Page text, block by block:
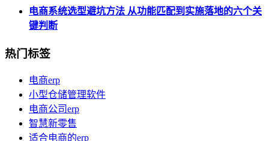
电商系统选型避坑方法 从功能匹配到实施落地的六个关
键判断
热门标签
电商erp
小型仓储管理软件
电商公司erp
智慧新零售
适合电商的erp